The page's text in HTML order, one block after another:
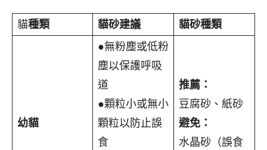
貓種類 貓砂建議 貓砂種類
幼貓
●無粉塵或低粉
塵以保護呼吸
道
●顆粒小或無小
顆粒以防止誤
食
推薦：
豆腐砂、紙砂
避免：
水晶砂（誤食